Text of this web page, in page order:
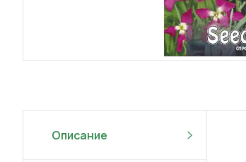
Описание